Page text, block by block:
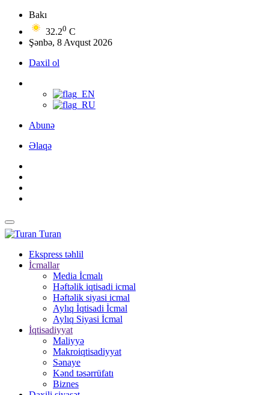
Bakı
32.20 C
Şənbə, 8 Avqust 2026
Daxil ol
Abunə
Əlaqə
Turan
Ekspress təhlil
İcmallar
Media İcmalı
Həftəlik iqtisadi icmal
Həftəlik siyasi icmal
Aylıq İqtisadi İcmal
Aylıq Siyasi İcmal
İqtisadiyyat
Maliyyə
Makroiqtisadiyyat
Sənaye
Kənd təsərrüfatı
Biznes